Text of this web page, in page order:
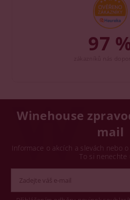
97
Winehouse
mail
Informace o akcích a slevách nebo
To si nenechte